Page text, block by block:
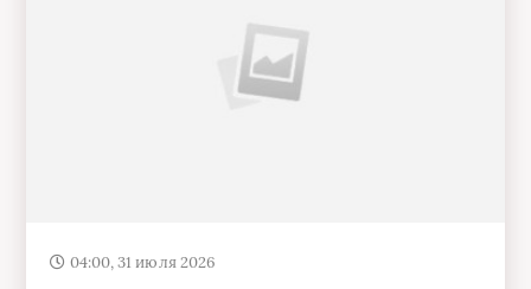
04:00, 31 июля 2026